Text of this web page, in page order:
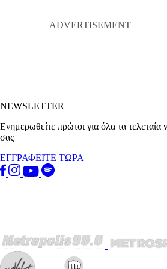
NEWSLETTER
Ενημερωθείτε πρώτοι για όλα τα τελεταία
σας
ΕΓΓΡΑΦΕΙΤΕ ΤΩΡΑ